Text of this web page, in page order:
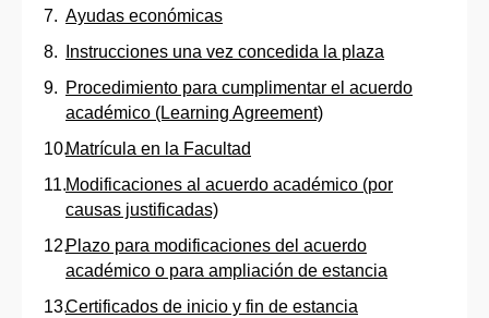
Ayudas económicas
Instrucciones una vez concedida la plaza
Procedimiento para cumplimentar el acuerdo
académico (Learning Agreement)
Matrícula en la Facultad
Modificaciones al acuerdo académico (por
causas justificadas)
Plazo para modificaciones del acuerdo
académico o para ampliación de estancia
Certificados de inicio y fin de estancia